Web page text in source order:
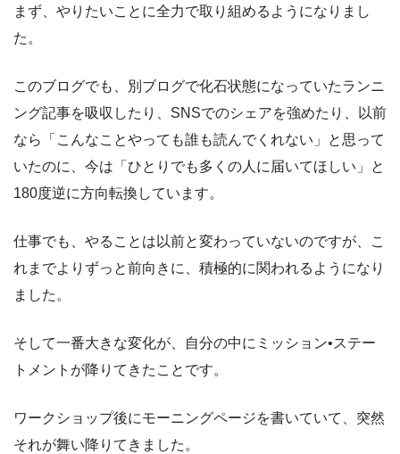
まず、やりたいことに全力で取り組めるようになりまし
た。
このブログでも、別ブログで化石状態になっていたランニ
ング記事を吸収したり、SNSでのシェアを強めたり、以前
なら「こんなことやっても誰も読んでくれない」と思って
いたのに、今は「ひとりでも多くの人に届いてほしい」と
180度逆に方向転換しています。
仕事でも、やることは以前と変わっていないのですが、こ
れまでよりずっと前向きに、積極的に関われるようになり
ました。
そして一番大きな変化が、自分の中にミッション•ステー
トメントが降りてきたことです。
ワークショップ後にモーニングページを書いていて、突然
それが舞い降りてきました。